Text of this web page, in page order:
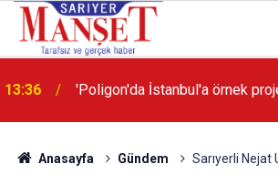
13:36 'Poligon'da İstanbul'a örnek
Anasayfa Gündem Sarıyerli